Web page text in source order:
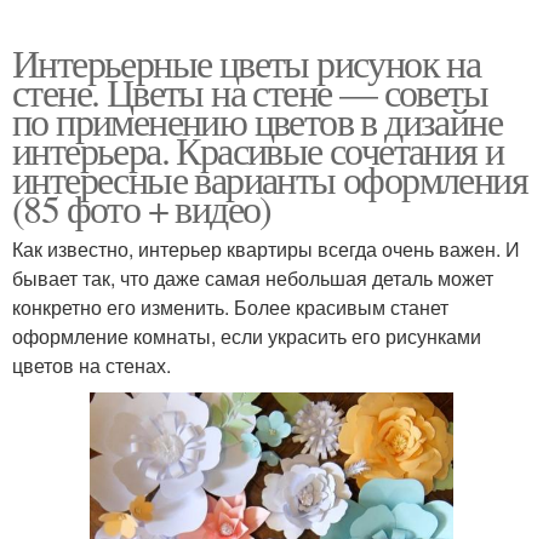
Интерьерные цветы рисунок на
стене. Цветы на стене — советы
по применению цветов в дизайне
интерьера. Красивые сочетания и
интересные варианты оформления
(85 фото + видео)
Как известно, интерьер квартиры всегда очень важен. И
бывает так, что даже самая небольшая деталь может
конкретно его изменить. Более красивым станет
оформление комнаты, если украсить его рисунками
цветов на стенах.